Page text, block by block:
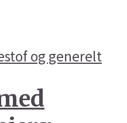
og generelt